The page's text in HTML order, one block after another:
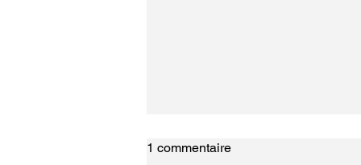
1 commentaire